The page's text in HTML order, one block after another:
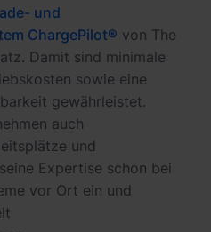
und
ChargePilot® von The
Damit sind minimale
sowie eine
gewährleistet.
auch
und
Expertise schon bei
vor Ort ein und